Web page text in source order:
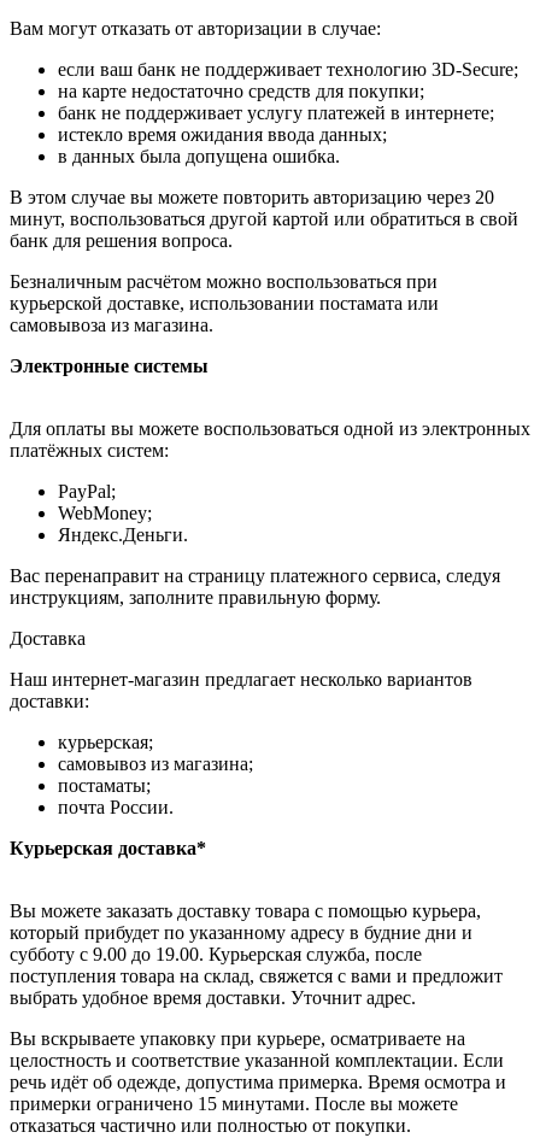
Вам могут отказать от авторизации в случае:
если ваш банк не поддерживает технологию 3D-Secure;
на карте недостаточно средств для покупки;
банк не поддерживает услугу платежей в интернете;
истекло время ожидания ввода данных;
в данных была допущена ошибка.
В этом случае вы можете повторить авторизацию через 20
минут, воспользоваться другой картой или обратиться в свой
банк для решения вопроса.
Безналичным расчётом можно воспользоваться при
курьерской доставке, использовании постамата или
самовывоза из магазина.
Электронные системы
Для оплаты вы можете воспользоваться одной из электронных
платёжных систем:
PayPal;
WebMoney;
Яндекс.Деньги.
Вас перенаправит на страницу платежного сервиса, следуя
инструкциям, заполните правильную форму.
Доставка
Наш интернет-магазин предлагает несколько вариантов
доставки:
курьерская;
самовывоз из магазина;
постаматы;
почта России.
Курьерская доставка*
Вы можете заказать доставку товара с помощью курьера,
который прибудет по указанному адресу в будние дни и
субботу с 9.00 до 19.00. Курьерская служба, после
поступления товара на склад, свяжется с вами и предложит
выбрать удобное время доставки. Уточнит адрес.
Вы вскрываете упаковку при курьере, осматриваете на
целостность и соответствие указанной комплектации. Если
речь идёт об одежде, допустима примерка. Время осмотра и
примерки ограничено 15 минутами. После вы можете
отказаться частично или полностью от покупки.